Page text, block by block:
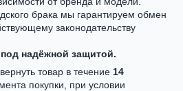
брака мы гарантируем обмен
законодательству
надёжной защитой.
товар в течение 14
покупки, при условии